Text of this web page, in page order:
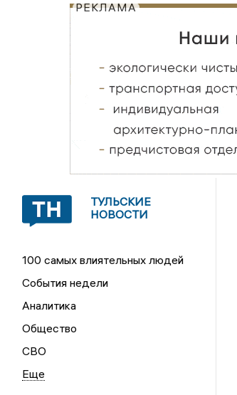
РЕКЛАМА
ТУЛЬСКИЕ
НОВОСТИ
100 самых влиятельных людей
События недели
Аналитика
Общество
СВО